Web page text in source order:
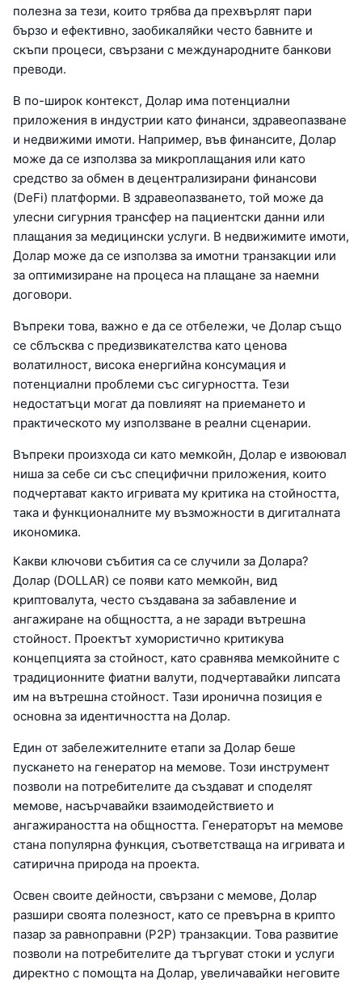
полезна за тези, които трябва да прехвърлят пари
бързо и ефективно, заобикаляйки често бавните и
скъпи процеси, свързани с международните банкови
преводи.
В по-широк контекст, Долар има потенциални
приложения в индустрии като финанси, здравеопазване
и недвижими имоти. Например, във финансите, Долар
може да се използва за микроплащания или като
средство за обмен в децентрализирани финансови
(DeFi) платформи. В здравеопазването, той може да
улесни сигурния трансфер на пациентски данни или
плащания за медицински услуги. В недвижимите имоти,
Долар може да се използва за имотни транзакции или
за оптимизиране на процеса на плащане за наемни
договори.
Въпреки това, важно е да се отбележи, че Долар също
се сблъсква с предизвикателства като ценова
волатилност, висока енергийна консумация и
потенциални проблеми със сигурността. Тези
недостатъци могат да повлияят на приемането и
практическото му използване в реални сценарии.
Въпреки произхода си като мемкойн, Долар е извоювал
ниша за себе си със специфични приложения, които
подчертават както игривата му критика на стойността,
така и функционалните му възможности в дигиталната
икономика.
Какви ключови събития са се случили за Долара?
Долар (DOLLAR) се появи като мемкойн, вид
криптовалута, често създавана за забавление и
ангажиране на общността, а не заради вътрешна
стойност. Проектът хумористично критикува
концепцията за стойност, като сравнява мемкойните с
традиционните фиатни валути, подчертавайки липсата
им на вътрешна стойност. Тази иронична позиция е
основна за идентичността на Долар.
Един от забележителните етапи за Долар беше
пускането на генератор на мемове. Този инструмент
позволи на потребителите да създават и споделят
мемове, насърчавайки взаимодействието и
ангажираността на общността. Генераторът на мемове
стана популярна функция, съответстваща на игривата и
сатирична природа на проекта.
Освен своите дейности, свързани с мемове, Долар
разшири своята полезност, като се превърна в крипто
пазар за равноправни (P2P) транзакции. Това развитие
позволи на потребителите да търгуват стоки и услуги
директно с помощта на Долар, увеличавайки неговите